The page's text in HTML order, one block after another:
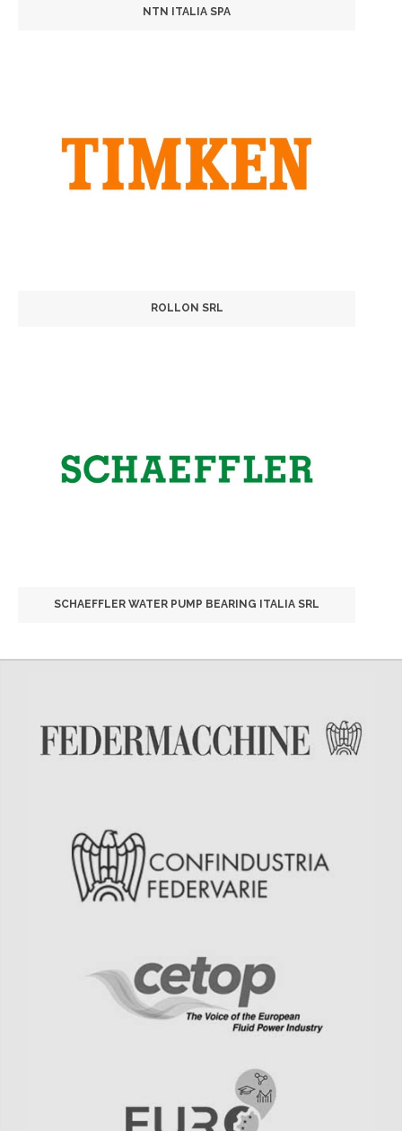
NTN ITALIA SPA
ROLLON SRL
SCHAEFFLER WATER PUMP BEARING ITALIA SRL